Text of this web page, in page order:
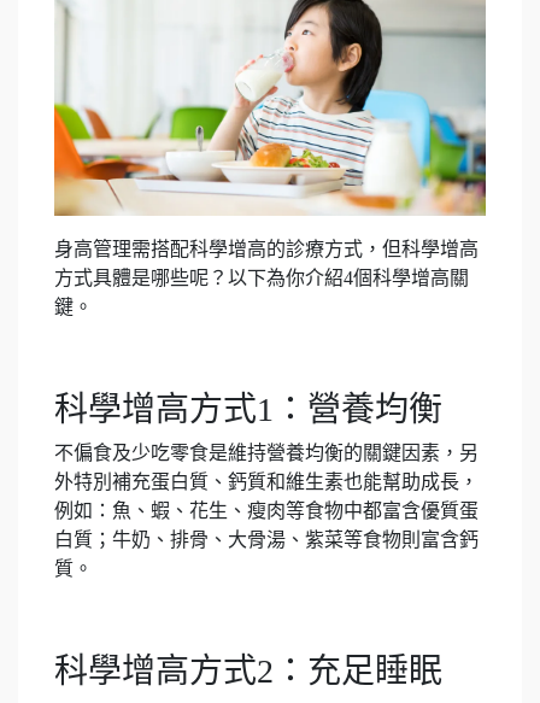
身高管理需搭配科學增高的診療方式，但科學增高
方式具體是哪些呢？以下為你介紹4個科學增高關
鍵。
科學增高方式1：營養均衡
不偏食及少吃零食是維持營養均衡的關鍵因素，另
外特別補充蛋白質、鈣質和維生素也能幫助成長，
例如：魚、蝦、花生、瘦肉等食物中都富含優質蛋
白質；牛奶、排骨、大骨湯、紫菜等食物則富含鈣
質。
科學增高方式2：充足睡眠